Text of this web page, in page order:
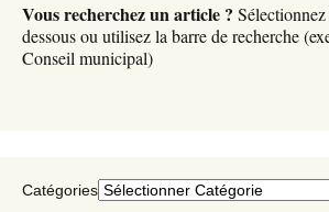
e
s
Vous recherchez un article ?
dessous ou utilisez la barre de recherche
Conseil municipal)
Catégories